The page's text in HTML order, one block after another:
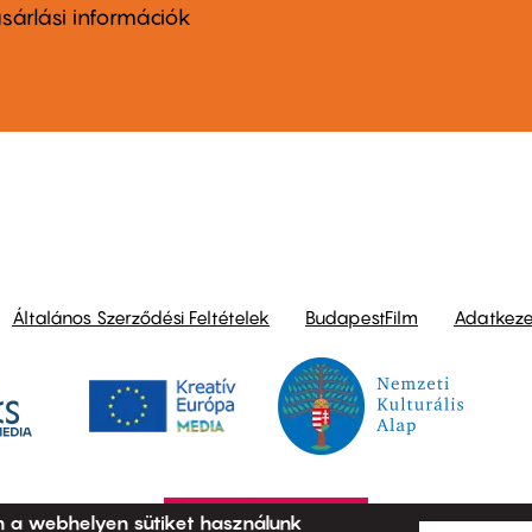
információk
Általános Szerződési Feltételek BudapestFilm
a webhelyen sütiket használunk